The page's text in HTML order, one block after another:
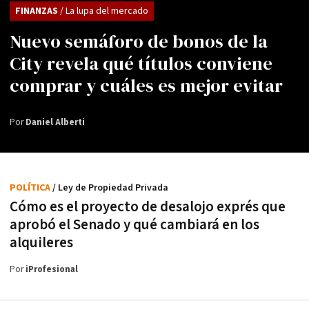
Nuevo semáforo de bonos de la
City revela qué títulos conviene
comprar y cuáles es mejor evitar
FINANZAS / La lupa del mercado
PorDaniel Alberti
Cómo es el proyecto de desalojo exprés que
aprobó el Senado y qué cambiará en los
alquileres
POLÍTICA/ Ley de Propiedad Privada
PoriProfesional